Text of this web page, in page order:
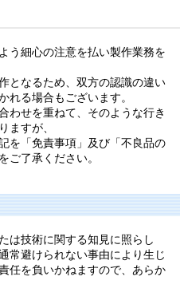
う細心の注意を払い製作業務を
となるため、双方の認識の違い
れる場合もございます。
わせを重ねて、そのような行き
ますが、
を「免責事項」及び「不良品の
ご了承ください。
は技術に関する知見に照らし
常避けられない事由により生じ
任を負いかねますので、あらか